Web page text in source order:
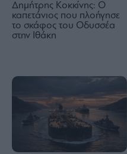
Δημήτρης Κοκκίνης: Ο
καπετάνιος που πλοήγησε
το σκάφος του Οδυσσέα
στην Ιθάκη